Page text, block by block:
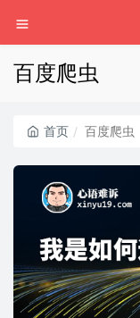
百度爬虫
首页 百度爬虫